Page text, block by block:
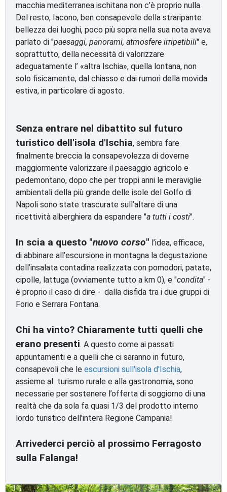
macchia mediterranea ischitana non c’è proprio nulla.
Del resto, Iacono, ben consapevole della straripante
bellezza dei luoghi, poco più sopra nella sua nota aveva
parlato di "paesaggi, panorami, atmosfere irripetibili" e,
soprattutto, della necessità di valorizzare
adeguatamente l’ «altra Ischia», quella lontana, non
solo fisicamente, dal chiasso e dai rumori della movida
estiva, in particolare di agosto.
Senza entrare nel dibattito sul futuro
turistico dell'isola d'Ischia, sembra fare
finalmente breccia la consapevolezza di doverne
maggiormente valorizzare il paesaggio agricolo e
pedemontano, dopo che per troppi anni le meraviglie
ambientali della più grande delle isole del Golfo di
Napoli sono state trascurate sull’altare di una
ricettività alberghiera da espandere "a tutti i costi".
In scia a questo "nuovo corso" l’idea, efficace,
di abbinare all’escursione in montagna la degustazione
dell’insalata contadina realizzata con pomodori, patate,
cipolle, lattuga (ovviamente tutto a km 0), e "condita" -
è proprio il caso di dire - dalla disfida tra i due gruppi di
Forio e Serrara Fontana.
Chi ha vinto? Chiaramente tutti quelli che
erano presenti. A questo come ai passati
appuntamenti e a quelli che ci saranno in futuro,
consapevoli che le escursioni sull'isola d'Ischia,
assieme al turismo rurale e alla gastronomia, sono
necessarie per sostenere l’offerta di soggiorno di una
realtà che da sola fa quasi 1/3 del prodotto interno
lordo turistico dell'intera Regione Campania!
Arrivederci perciò al prossimo Ferragosto
sulla Falanga!